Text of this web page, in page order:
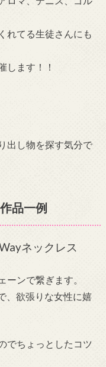
れてる生徒さんにも
します！！
出し物を探す気分で
品一例
ネックレス
ンで繋ぎます。
、欲張りな女性に嬉
でちょっとしたコツ